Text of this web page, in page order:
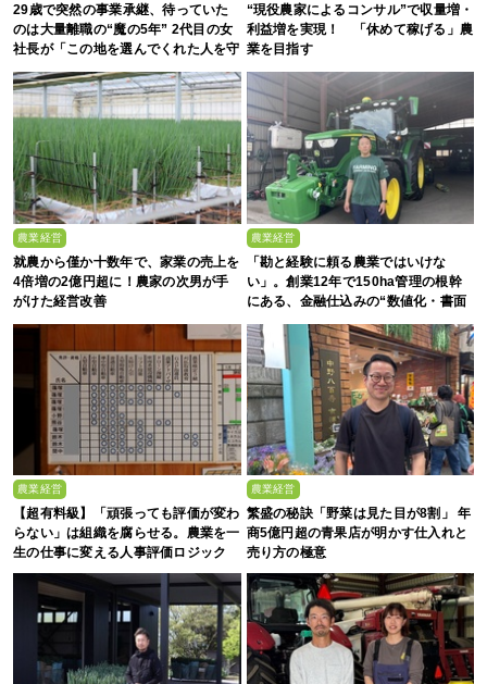
29歳で突然の事業承継、待っていた
のは大量離職の“魔の5年” 2代目の女
社長が「この地を選んでくれた人を守
る」と誓った日
“現役農家によるコンサル”で収量増・
利益増を実現！ 「休めて稼げる」農
業を目指す
農業経営
就農から僅か十数年で、家業の売上を
4倍増の2億円超に！農家の次男が手
がけた経営改善
農業経営
「勘と経験に頼る農業ではいけな
い」。創業12年で150ha管理の根幹
にある、金融仕込みの“数値化・書面
農業経営
【超有料級】「頑張っても評価が変わ
らない」は組織を腐らせる。農業を一
生の仕事に変える人事評価ロジック
農業経営
繁盛の秘訣「野菜は見た目が8割」 年
商5億円超の青果店が明かす仕入れと
売り方の極意